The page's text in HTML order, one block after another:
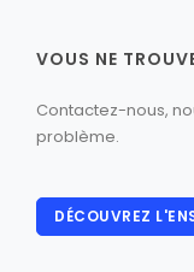
VOUS NE
Contactez-nous,
problème.
DÉCOUVREZ